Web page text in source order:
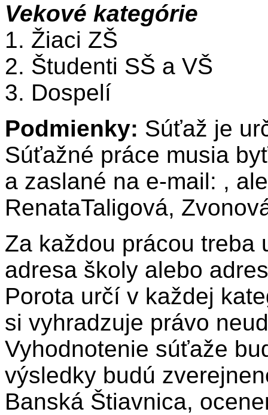
Vekové kategórie
1. Žiaci ZŠ
2. Študenti SŠ a VŠ
3. Dospelí
Podmienky: Súťaž je
Súťažné práce musia
a zaslané na e-mail: ,
RenataTaligová,
Za každou prácou treba
adresa školy alebo
Porota určí v každej
si vyhradzuje právo
Vyhodnotenie súťaže
výsledky budú
Banská Štiavnica,